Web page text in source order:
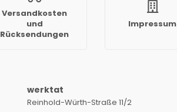
Versandkosten
und
Rücksendungen
Impressum
werktat
Reinhold-Würth-Straße 11/2